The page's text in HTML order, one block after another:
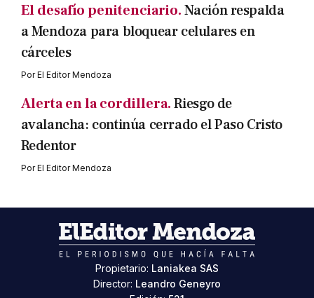
El desafío penitenciario.Nación respalda
a Mendoza para bloquear celulares en
cárceles
PorEl Editor Mendoza
Alerta en la cordillera.Riesgo de
avalancha: continúa cerrado el Paso Cristo
Redentor
PorEl Editor Mendoza
Propietario: Laniakea SAS
Director: Leandro Geneyro